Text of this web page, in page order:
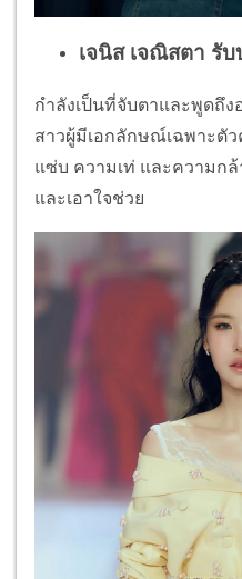
เจนิส เจณิสตา รั
กำลังเป็นที่จับตาและพูดถึง
สาวผู้มีเอกลักษณ์เฉพาะตั
แซ่บ ความเท่ และความก
และเอาใจช่วย